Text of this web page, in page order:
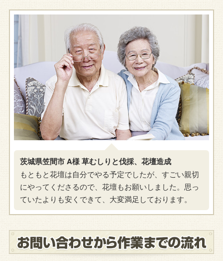
茨城県笠間市 A様 草むしりと伐採、花壇造成
もともと花壇は自分でやる予定でしたが、すごい親切
にやってくださるので、花壇もお願いしました。思っ
ていたよりも安くできて、大変満足しております。